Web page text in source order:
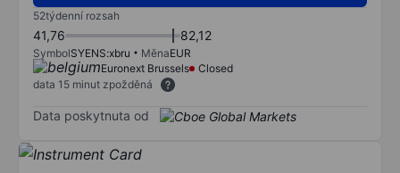
52týdenní rozsah
41,76 82,12
SymbolSYENS:xbru MěnaEUR
Euronext Brussels
Closed
data 15 minut zpožděná
Data poskytnuta od